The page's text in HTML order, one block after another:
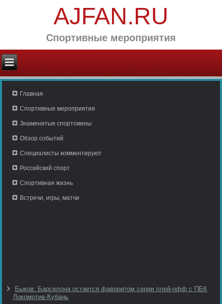
AJFAN.RU
Спортивные мероприятия
Главная
Спортивные мероприятия
Знаменитые спортсмены
Обзор событий
Специалисты комментируют
Российский спорт
Спортивная жизнь
Встречи, игры, матчи
Быков: Барселона остается фаворитом серии плей-офф с ПБК
Локомотив-Кубань